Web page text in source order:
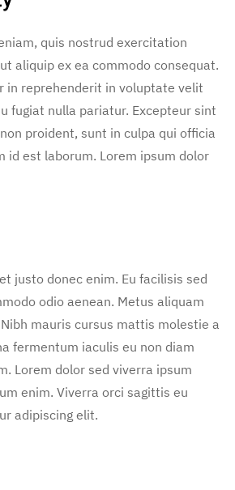
quis nostrud exercitation
aliquip ex ea commodo consequat.
in reprehenderit in voluptate velit
fugiat nulla pariatur. Excepteur sint
proident, sunt in culpa qui officia
id est laborum. Lorem ipsum dolor
justo donec enim. Eu facilisis sed
odio aenean. Metus aliquam
mauris cursus mattis molestie a
fermentum iaculis eu non diam
Lorem dolor sed viverra ipsum
enim. Viverra orci sagittis eu
adipiscing elit.